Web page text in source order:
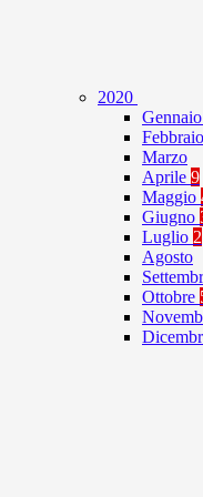
2020
Gennaio
Febbraio
Marzo
Aprile 9
Maggio
Giugno
Luglio 2
Agosto
Ottobre